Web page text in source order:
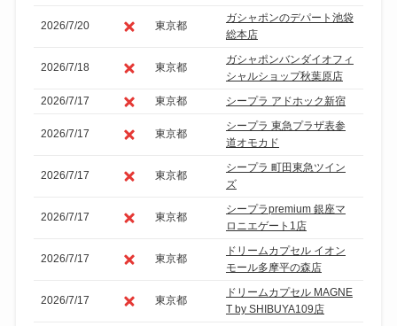
2026/7/20 東京都
ガシャポンのデパート池袋
総本店
2026/7/18 東京都
ガシャポンバンダイオフィ
シャルショップ秋葉原店
2026/7/17
東京都 シープラ アドホック新宿
2026/7/17 東京都
シープラ 東急プラザ表参
道オモカド
2026/7/17 東京都
シープラ 町田東急ツイン
ズ
2026/7/17 東京都
シープラpremium 銀座マ
ロニエゲート1店
2026/7/17 東京都
ドリームカプセル イオン
モール多摩平の森店
2026/7/17 東京都
ドリームカプセル MAGNE
T by SHIBUYA109店